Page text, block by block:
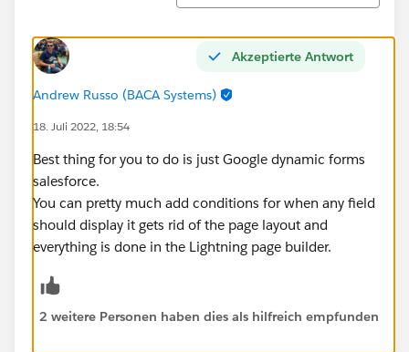
Akzeptierte Antwort
Andrew Russo (BACA Systems)
18. Juli 2022, 18:54
Best thing for you to do is just Google dynamic forms
salesforce.
You can pretty much add conditions for when any field
should display it gets rid of the page layout and
everything is done in the Lightning page builder.
2 weitere Personen haben dies als hilfreich empfunden